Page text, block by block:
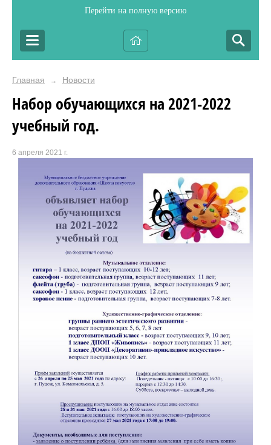
Перейти на полную версию
Главная → Новости
Набор обучающихся на 2021-2022
учебный год.
6 апреля 2021 г.